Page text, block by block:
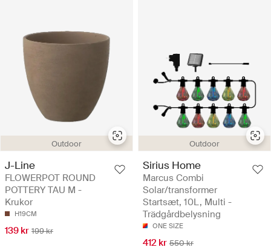
Outdoor
J-Line
FLOWERPOT ROUND
POTTERY TAU M -
Krukor
H19CM
139 kr 199 kr
Outdoor
Sirius Home
Marcus Combi
Solar/transformer
Startsæt, 10L, Multi -
Trädgårdbelysning
ONE SIZE
412 kr 550 kr